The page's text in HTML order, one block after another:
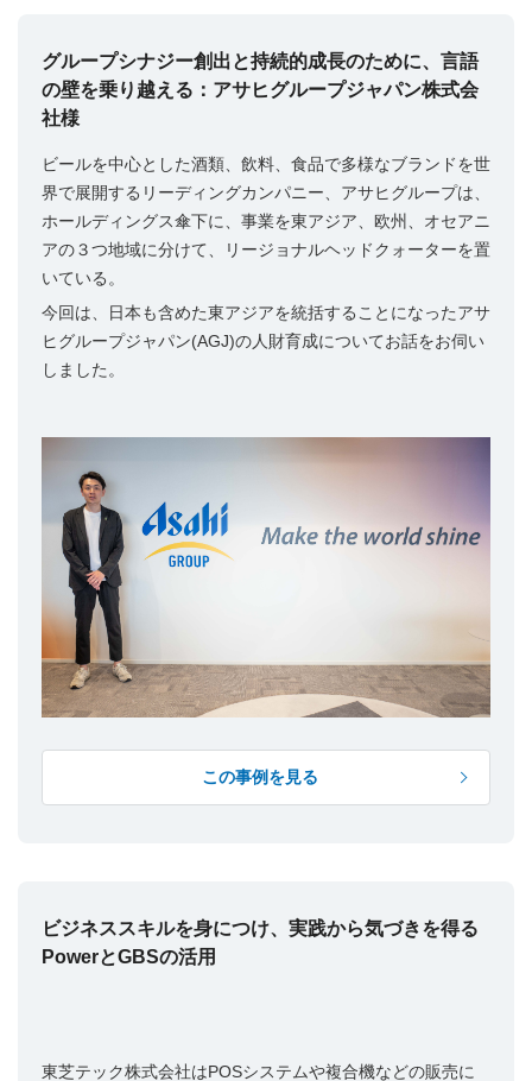
グループシナジー創出と持続的成長のために、言語
の壁を乗り越える：アサヒグループジャパン株式会
社様
ビールを中心とした酒類、飲料、食品で多様なブランドを世
界で展開するリーディングカンパニー、アサヒグループは、
ホールディングス傘下に、事業を東アジア、欧州、オセアニ
アの３つ地域に分けて、リージョナルヘッドクォーターを置
いている。
今回は、日本も含めた東アジアを統括することになったアサ
ヒグループジャパン(AGJ)の人財育成についてお話をお伺い
しました。
この事例を見る
ビジネススキルを身につけ、実践から気づきを得る
PowerとGBSの活用
東芝テック株式会社はPOSシステムや複合機などの販売に